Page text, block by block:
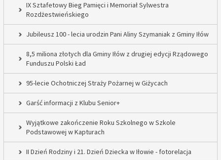
IX Sztafetowy Bieg Pamięci i Memoriał Sylwestra
Rozdżestwieńskiego
Jubileusz 100 - lecia urodzin Pani Aliny Szymaniak z Gminy Iłów
8,5 miliona złotych dla Gminy Iłów z drugiej edycji Rządowego
Funduszu Polski Ład
95-lecie Ochotniczej Straży Pożarnej w Giżycach
Garść informacji z Klubu Senior+
Wyjątkowe zakończenie Roku Szkolnego w Szkole
Podstawowej w Kapturach
II Dzień Rodziny i 21. Dzień Dziecka w Iłowie - fotorelacja